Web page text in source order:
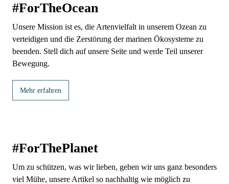
#ForTheOcean
Unsere Mission ist es, die Artenvielfalt in unserem Ozean zu
verteidigen und die Zerstörung der marinen Ökosysteme zu
beenden. Stell dich auf unsere Seite und werde Teil unserer
Bewegung.
Mehr erfahren
#ForThePlanet
Um zu schützen, was wir lieben, geben wir uns ganz besonders
viel Mühe, unsere Artikel so nachhaltig wie möglich zu